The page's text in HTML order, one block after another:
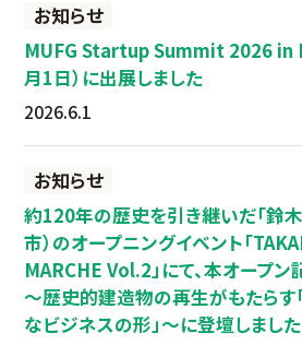
お知らせ
MUFG Startup Summit 2026 in
月1日）に出展しました
2026.6.1
お知らせ
約120年の歴史を引き継いだ「鈴木
市）のオープニングイベント「
MARCHE Vol.2」にて、本オープン
～歴史的建造物の再生がもたらす
なビジネスの形」～に登壇しました